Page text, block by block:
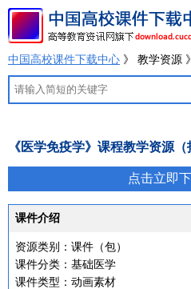
中国高校课件下载中心 》 教学资源
《医学免疫学》课程教学资源
点击立即
课件介绍
资源类别：课件（包）
课件分类：基础医学
课件类型：动画素材